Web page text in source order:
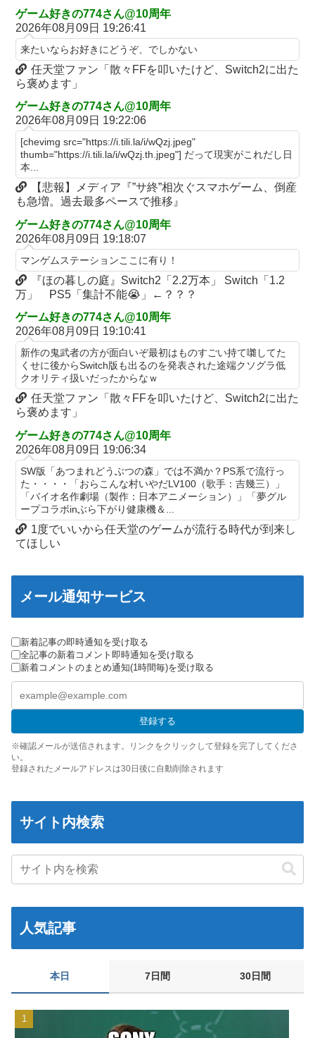
【悲報】女性配信者「アスペの検査してみた…みんなこれわかる
の？」
【画像】ハンターハンターさん、ガチで最強の新能力を登場させ
てしまうｗｗｗｗｗｗｗ
【動画】甲子園の女性審判、大誤審で炎上
「テイルズオブシンフォニア リマスター」発売日が2/16に決定！
最新の「発売日告知トレーラー」も公開！
日本に対抗報復時、韓国のGDP3.1%減少…韓国の被害がより大き
い＝韓国の反応
バスケットボールは最終Qだけ見ればいい論
【画像】女優・水崎綾女、R-15指定映画で乳首解禁、しかもピン
と立ってる
シカ「全部喰った」 祭り中止
チェリ男の悠遊自適 #608【オススメを選ぶ時の注意点！？】
開される！めっちゃ楽しそうだな！！！
なんでパチンコってこんな回らなくなったんだろうな…源さんと
かUCの時って1000円25ぐらい回ったもんな
【悲報】女さん、歩行者を轢いた挙句、道路に倒れてどえらいこ
とになってしまうw w w w w w w
海外「日本人はなんて気高いんだ！」 英高級紙も驚愕した極限の
中の日本人の姿に世界が衝撃
【画像】このLINEでなんで女が怒ってるのか分かんない奴はモテ
ない奴確定らしい←お前らは勿論わかるよな？？？？？？？
中国「大洪水！」三峡ダム「13基の水門開放（爆量放流」中国都
市「三峡上流で豪雨！（三峡下流で水害」長江と黄河「同時氾濫
危機」台風13号「中国本土...
中国「大洪水！」三峡ダム「13基の水門開放（爆量放流」中国都
市「三峡上流で豪雨！（三峡下流で水害」長江と黄河「同時氾濫
【マスコミ妄想】女性セブンさん、高市憎しが極まりすぎたの
か、過去一級の低俗な「支持率下げてやる」記事を配信してしま
う 想像の10倍低俗
【辺野古転覆】生徒遺族、全容解明求め「再発防止を求める会」
設立
「これを肯定的に書くとか頭がどうかしてるのか？」と某メディ
アの焚書称賛記事にツッコミ殺到、自分で本屋を作るとかそうい
発電方法がいまだに「タービンを回す」しかない理由ｗｗｗｗ
昭和戦隊のロボデザイン、配信で追って見ると…
【動画】 可愛い元気なバイトの女の子！ホテルへ。寝ている彼女
タトゥー彫り師さん「刺青入れてる奴は全員バカです」→30万再
生ｗｗｗｗｗｗ
本屋に現れた異臭＆浮浪者風の男、ペタンコのボストンバッグを
パンパンにして無会計で退店！Gメンに確保され「なんで？」と
エグすぎる
【熊本地震】 発生後に居酒屋店内から温泉が吹き出す ← これ前
【悲報】 めっちゃカメレオンさん、早速パクリゲーが任天堂スト
【画像】 素人美女さん、エ○チなビデオに出演した結果ｗｗｗｗ
い＝韓国の反応
実際『ゼルダ 時オカ』→『風タク』の時の空気感を知りたい
チェリ男の悠遊自適 #608【オススメを選ぶ時の注意点！？】
THE NEUTRALのしげるさんのパチンココラボイベント動画が公
開される！めっちゃ楽しそうだな！！！
なんでパチンコってこんな回らなくなったんだろうな…源さんと
かUCの時って1000円25ぐらい回ったもんな
アクセルワールドのパチンコが相当やばいらしい… 打った人「剣
客列伝に並ぶ台が誕生した。みんな絶対打って欲しい！」
【動画】 可愛い元気なバイトの女の子！ホテルへ。寝ている彼女
のマ●コをそーっとイジイジ 笑
生ｗｗｗｗｗｗ
【悲報】「美人すぎる県警本部長」失職ｗｗｗｗｗｗｗｗｗ
本屋に現れた異臭＆浮浪者風の男、ペタンコのボストンバッグを
パンパンにして無会計で退店！Gメンに確保され「なんで？」と
本気で困惑ｗｗｗ
【熊本地震】 発生後に居酒屋店内から温泉が吹き出す ← これ前
触れじゃね？
【画像】 素人美女さん、エ○チなビデオに出演した結果ｗｗｗｗ
ｗｗ
【試合実況】西武２軍スタメン 先発:杉山遙希（2026.8.9）
欧州「日本だけ反則だろ…」 世界の『日本びいき』にヨーロッパ
全土から不満の声
芸能人 「車の任意保険は強制にしろ、保険にも入れないヤツは運
転すんな！法律を改正しろ！！」
【J2第1節 鳥栖×甲府】鳥栖が好相性の甲府に2-0快勝で5年ぶり
開幕白星！田中雄大は古巣に恩返しPK弾
【ウマ娘】武さんが引退したらウマ娘に実装されそう
サイバスターが一番輝いてたスパロボ
モバＰ「アイドルにセクハラをします」
ゲーム好きの774さん@10周年
2026年08月09日 19:26:41
来たいならお好きにどうぞ、でしかない
任天堂ファン「散々FFを叩いたけど、Switch2に出た
ら褒めます」
ゲーム好きの774さん@10周年
2026年08月09日 19:22:06
[chevimg src="https://i.tili.la/i/wQzj.jpeg"
thumb="https://i.tili.la/i/wQzj.th.jpeg"] だって現実がこれだし日
本...
【悲報】メディア『”サ終”相次ぐスマホゲーム、倒産
も急増。過去最多ペースで推移』
ゲーム好きの774さん@10周年
2026年08月09日 19:18:07
マンゲムステーションここに有り！
『ほの暮しの庭』Switch2「2.2万本」 Switch「1.2
万」 PS5「集計不能😭」←？？？
ゲーム好きの774さん@10周年
2026年08月09日 19:10:41
新作の鬼武者の方が面白いぞ最初はものすごい持て囃してた
くせに後からSwitch版も出るのを発表された途端クソグラ低
クオリティ扱いだったからなｗ
任天堂ファン「散々FFを叩いたけど、Switch2に出た
ら褒めます」
ゲーム好きの774さん@10周年
2026年08月09日 19:06:34
SW版「あつまれどうぶつの森」では不満か？PS系で流行っ
た・・・・「おらこんな村いやだLV100（歌手：吉幾三）」
「バイオ名作劇場（製作：日本アニメーション）」「夢グル
ープコラボinぶら下がり健康機＆...
1度でいいから任天堂のゲームが流行る時代が到来し
てほしい
メール通知サービス
新着記事の即時通知を受け取る
全記事の新着コメント即時通知を受け取る
新着コメントのまとめ通知(1時間毎)を受け取る
登録する
※確認メールが送信されます。リンクをクリックして登録を完了してくださ
い。
登録されたメールアドレスは30日後に自動削除されます
サイト内検索
人気記事
本日 7日間 30日間